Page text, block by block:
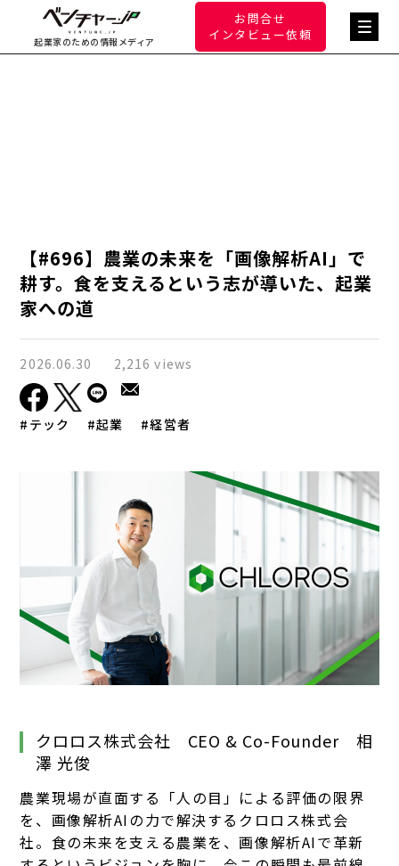
起業家のための情報メディア
お問合せ
インタビュー依頼
【#696】農業の未来を「画像解析AI」で
耕す。食を支えるという志が導いた、起業
家への道
2026.06.30 2,216 views
テック 起業 経営者
クロロス株式会社 CEO & Co-Founder 相
澤 光俊
農業現場が直面する「人の目」による評価の限界
を、画像解析AIの力で解決するクロロス株式会
社。食の未来を支える農業を、画像解析AIで革新